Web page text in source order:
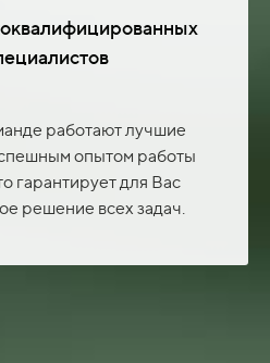
работают лучшие
опытом работы
гарантирует для Вас
решение всех задач.